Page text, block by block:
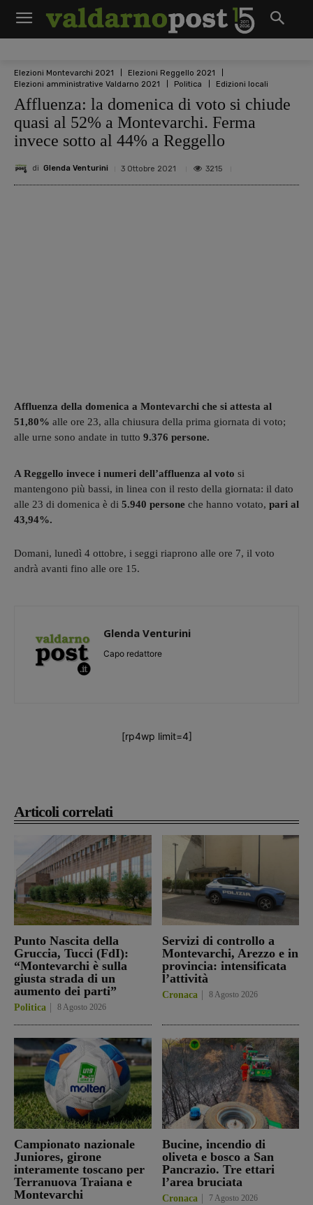
Elezioni Montevarchi 2021
Elezioni Reggello 2021
Elezioni amministrative Valdarno 2021
Politica Edizioni locali
Affluenza: la domenica di voto si chiude
quasi al 52% a Montevarchi. Ferma
invece sotto al 44% a Reggello
di Glenda Venturini 3 Ottobre 2021 3215
Articoli correlati
Punto Nascita della
Gruccia, Tucci (FdI):
“Montevarchi è sulla
giusta strada di un
aumento dei parti”
Politica 8 Agosto 2026
Servizi di controllo a
Montevarchi, Arezzo e in
provincia: intensificata
l’attività
Cronaca 8 Agosto 2026
Campionato nazionale
Juniores, girone
interamente toscano per
Terranuova Traiana e
Montevarchi
Bucine, incendio di
oliveta e bosco a San
Pancrazio. Tre ettari
l’area bruciata
Cronaca 7 Agosto 2026
Affluenza della domenica a Montevarchi che si attesta al
51,80% alle ore 23, alla chiusura della prima giornata di voto;
alle urne sono andate in tutto 9.376 persone.
A Reggello invece i numeri dell’affluenza al voto si
mantengono più bassi, in linea con il resto della giornata: il dato
alle 23 di domenica è di 5.940 persone che hanno votato, pari al
43,94%.
Domani, lunedì 4 ottobre, i seggi riaprono alle ore 7, il voto
andrà avanti fino alle ore 15.
Glenda Venturini
Capo redattore
[rp4wp limit=4]